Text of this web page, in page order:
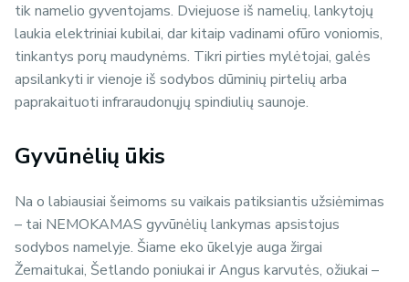
tik namelio gyventojams. Dviejuose iš namelių, lankytojų
laukia elektriniai kubilai, dar kitaip vadinami ofūro voniomis,
tinkantys porų maudynėms. Tikri pirties mylėtojai, galės
apsilankyti ir vienoje iš sodybos dūminių pirtelių arba
paprakaituoti infraraudonųjų spindiulių saunoje.
Gyvūnėlių ūkis
Na o labiausiai šeimoms su vaikais patiksiantis užsiėmimas
– tai NEMOKAMAS gyvūnėlių lankymas apsistojus
sodybos namelyje. Šiame eko ūkelyje auga žirgai
Žemaitukai, Šetlando poniukai ir Angus karvutės, ožiukai –